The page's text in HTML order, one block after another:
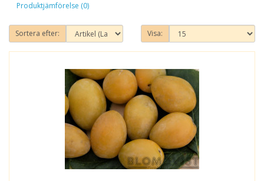
Produktjämförelse (0)
Sortera efter: Visa: